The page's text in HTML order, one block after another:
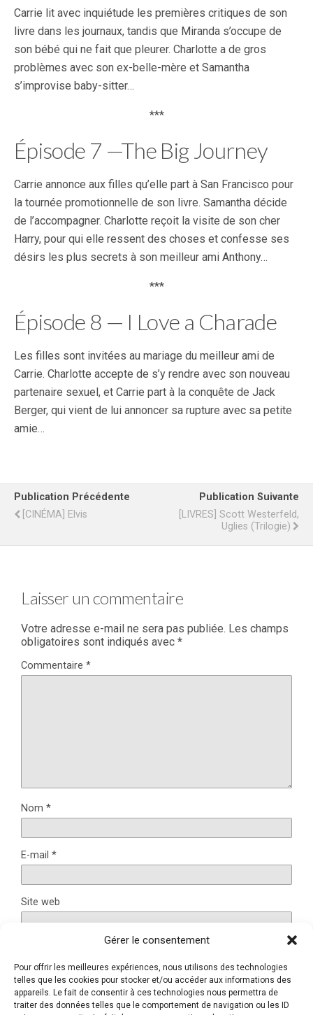
Gérer le consentement
Pour offrir les meilleures expériences, nous utilisons des technologies
telles que les cookies pour stocker et/ou accéder aux informations des
appareils. Le fait de consentir à ces technologies nous permettra de
traiter des données telles que le comportement de navigation ou les ID
Carrie lit avec inquiétude les premières critiques de son
livre dans les journaux, tandis que Miranda s’occupe de
son bébé qui ne fait que pleurer. Charlotte a de gros
problèmes avec son ex-belle-mère et Samantha
s’improvise baby-sitter…
***
Épisode 7 —The Big Journey
Carrie annonce aux filles qu’elle part à San Francisco pour
la tournée promotionnelle de son livre. Samantha décide
de l’accompagner. Charlotte reçoit la visite de son cher
Harry, pour qui elle ressent des choses et confesse ses
désirs les plus secrets à son meilleur ami Anthony…
***
Épisode 8 — I Love a Charade
Les filles sont invitées au mariage du meilleur ami de
Carrie. Charlotte accepte de s’y rendre avec son nouveau
partenaire sexuel, et Carrie part à la conquête de Jack
Berger, qui vient de lui annoncer sa rupture avec sa petite
amie…
Publication Précédente
[CINÉMA] Elvis
Publication Suivante
[LIVRES] Scott Westerfeld,
Uglies (trilogie)
Laisser un commentaire
Votre adresse e-mail ne sera pas publiée. Les champs
obligatoires sont indiqués avec *
Commentaire *
Nom *
E-mail *
Site web
Ce site utilise Akismet pour réduire les indésirables.En
savoir plus sur la façon dont les données de vos
commentaires sont traitées.